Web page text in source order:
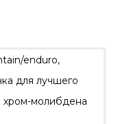
enduro,
для лучшего
хром-молибдена